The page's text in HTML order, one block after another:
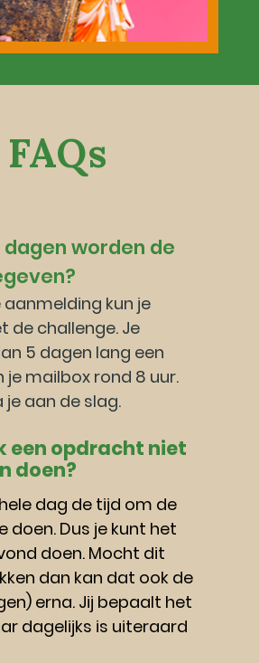
FAQs
dagen worden de
aanmelding kun je
de challenge. Je
5 dagen lang een
mailbox rond 8 uur.
je aan de slag.
een opdracht niet
doen?
dag de tijd om de
doen. Dus je kunt het
doen. Mocht dit
dan kan dat ook de
erna. Jij bepaalt het
dagelijks is uiteraard